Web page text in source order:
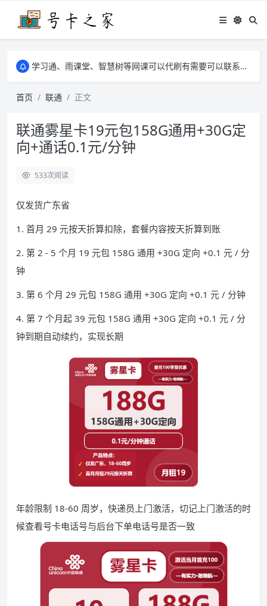
学习通、雨课堂、智慧树等网课可以代刷有需要可以联系邮箱i@tuzi.la
学习通、雨课堂、智慧树等网课可以代刷有需要可以联系邮箱i@tuzi.la
首页
联通 正文
联通雾星卡19元包158G通用+30G定
向+通话0.1元/分钟
533次阅读
仅发货广东省
1. 首月 29 元按天折算扣除，套餐内容按天折算到账
2. 第 2 - 5 个月 19 元包 158G 通用 +30G 定向 +0.1 元 / 分
钟
3. 第 6 个月 29 元包 158G 通用 +30G 定向 +0.1 元 / 分钟
4. 第 7 个月起 39 元包 158G 通用 +30G 定向 +0.1 元 / 分
钟到期自动续约，实现长期
年龄限制 18-60 周岁，快递员上门激活，切记上门激活的时
候查看号卡电话号与后台下单电话号是否一致